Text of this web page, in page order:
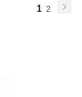
1 2